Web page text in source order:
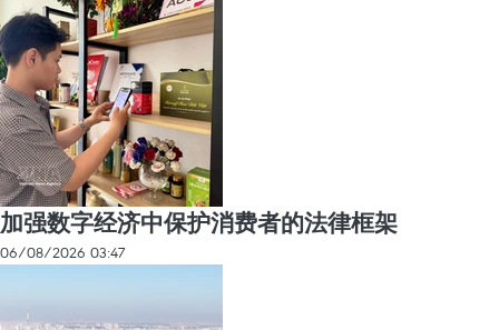
加强数字经济中保护消费者的法律框架
06/08/2026 03:47